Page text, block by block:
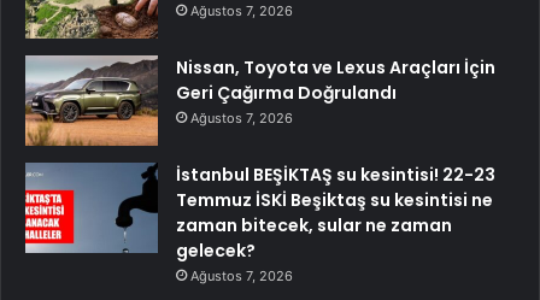
Ağustos 7, 2026
Nissan, Toyota ve Lexus Araçları İçin
Geri Çağırma Doğrulandı
Ağustos 7, 2026
İstanbul BEŞİKTAŞ su kesintisi! 22-23
Temmuz İSKİ Beşiktaş su kesintisi ne
zaman bitecek, sular ne zaman
gelecek?
Ağustos 7, 2026